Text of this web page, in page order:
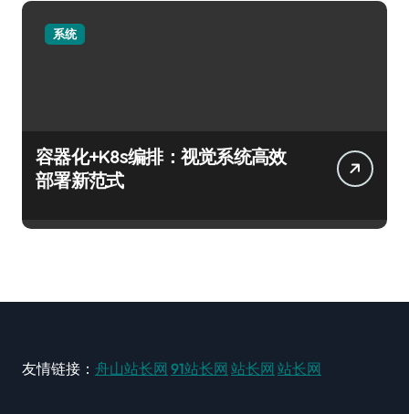
系统
容器化+K8s编排：视觉系统高效
部署新范式
友情链接： 舟山站长网 91站长网 站长网 站长网